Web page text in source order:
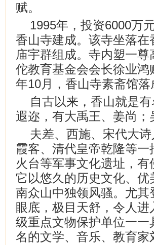
赋。
1995年，投资6000万
香山寺建成。该寺坐落
庙宇群组成。寺内塑一
佗教育基金会会长徐业
年10月，香山寺素斋馆
自古以来，香山就是
遐迩，有大禹王、姜尚；
夫差、西施、宋代大
霞客、清代皇帝乾隆等
火台等军事文化遗址，
它以悠久的历史文化、
南众山中独领风骚。尤
眼底，极目天舒，令人
级重点文物保护单位一
名的文学、音乐、教育